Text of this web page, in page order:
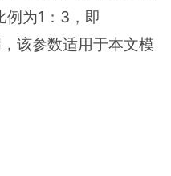
例为1：3，即
该参数适用于本文模